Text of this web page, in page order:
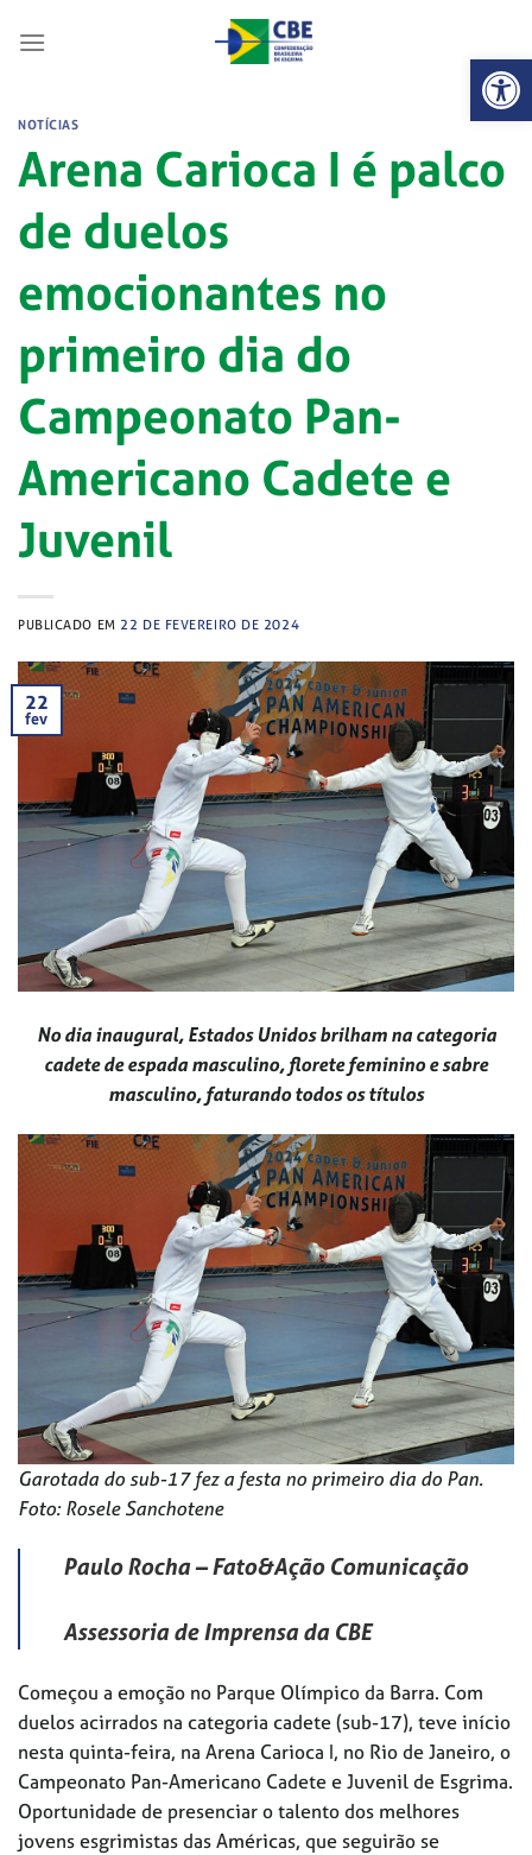
Abrir
NOTÍCIAS
Arena Carioca I é palco
de duelos
emocionantes no
primeiro dia do
Campeonato Pan-
Americano Cadete e
Juvenil
PUBLICADO EM 22 DE FEVEREIRO DE 2024
22
fev
No dia inaugural, Estados Unidos brilham na categoria
cadete de espada masculino, florete feminino e sabre
masculino, faturando todos os títulos
Garotada do sub-17 fez a festa no primeiro dia do Pan.
Foto: Rosele Sanchotene
Paulo Rocha – Fato&Ação Comunicação
Assessoria de Imprensa da CBE
Começou a emoção no Parque Olímpico da Barra. Com
duelos acirrados na categoria cadete (sub-17), teve início
nesta quinta-feira, na Arena Carioca I, no Rio de Janeiro, o
Campeonato Pan-Americano Cadete e Juvenil de Esgrima.
Oportunidade de presenciar o talento dos melhores
jovens esgrimistas das Américas, que seguirão se